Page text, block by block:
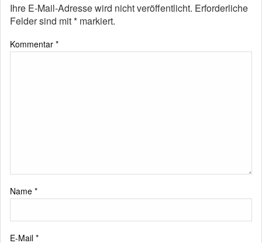
Ihre E-Mail-Adresse wird nicht veröffentlicht. Erforderliche
Felder sind mit* markiert.
Kommentar *
Name *
E-Mail *